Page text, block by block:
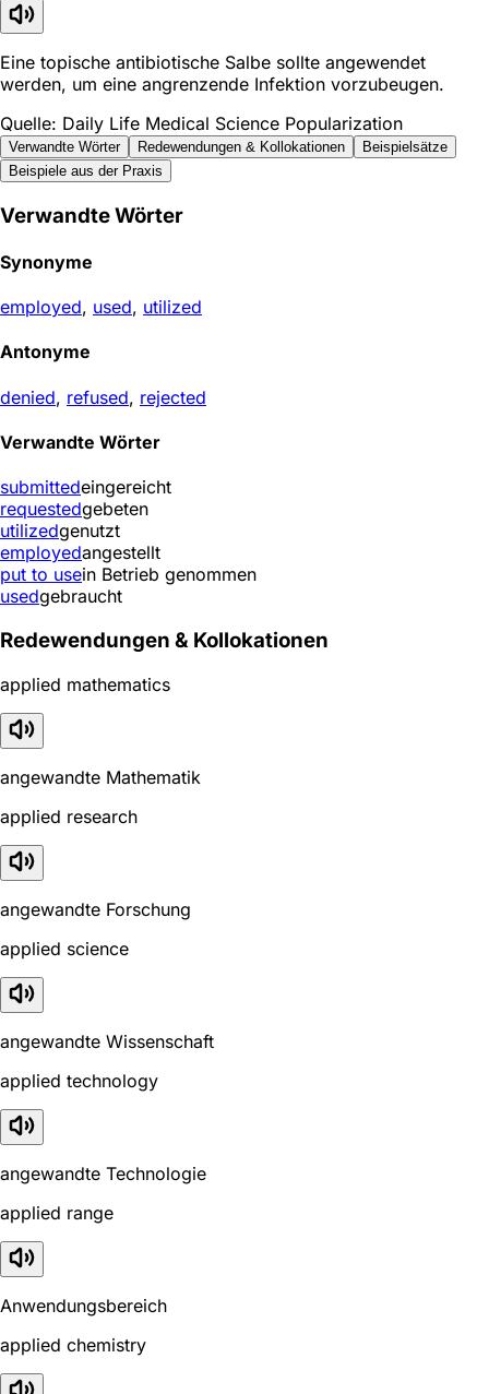
Eine topische antibiotische Salbe sollte angewendet
werden, um eine angrenzende Infektion vorzubeugen.
Quelle: Daily Life Medical Science Popularization
Verwandte Wörter Redewendungen & Kollokationen
Beispielsätze
Beispiele aus der Praxis
Verwandte Wörter
Synonyme
employed, used, utilized
Antonyme
denied, refused, rejected
Verwandte Wörter
submittedeingereicht
requestedgebeten
utilizedgenutzt
employedangestellt
put to usein Betrieb genommen
usedgebraucht
Redewendungen & Kollokationen
applied mathematics
angewandte Mathematik
applied research
angewandte Forschung
applied science
angewandte Wissenschaft
applied technology
angewandte Technologie
applied range
Anwendungsbereich
applied chemistry